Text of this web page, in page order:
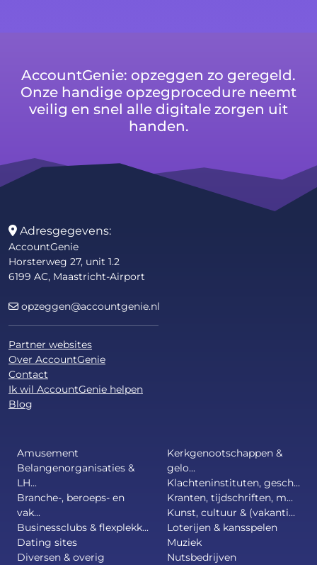
AccountGenie: opzeggen zo geregeld.
Onze handige opzegprocedure neemt
veilig en snel alle digitale zorgen uit
handen.
Adresgegevens:
AccountGenie
Horsterweg 27, unit 1.2
6199 AC, Maastricht-Airport
opzeggen@accountgenie.nl
Partner websites
Over AccountGenie
Contact
Ik wil AccountGenie helpen
Blog
Amusement
Belangenorganisaties &
LH...
Branche-, beroeps- en
vak...
Businessclubs & flexplekk...
Dating sites
Diversen & overig
Kerkgenootschappen &
gelo...
Klachteninstituten, gesch...
Kranten, tijdschriften, m...
Kunst, cultuur & (vakanti...
Loterijen & kansspelen
Muziek
Nutsbedrijven